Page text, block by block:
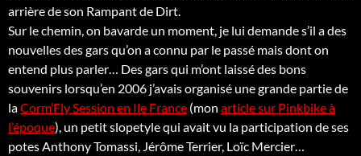
arrière de son Rampant de Dirt.
Sur le chemin, on bavarde un moment, je lui demande s’il a des
nouvelles des gars qu’on a connu par le passé mais dont on
entend plus parler… Des gars qui m’ont laissé des bons
souvenirs lorsqu’en 2006 j’avais organisé une grande partie de
laCorm’Fly Session en Ile France (mon article sur Pinkbike à
l’époque), un petit slopetyle qui avait vu la participation de ses
potes Anthony Tomassi, Jérôme Terrier, Loïc Mercier…